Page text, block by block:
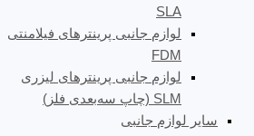
SLA
لوازم جانبی پرینترهای فیلامنتی
FDM
لوازم جانبی پرینترهای لیزری
SLM (چاپ سه‌بعدی فلز)
سایر لوازم جانبی